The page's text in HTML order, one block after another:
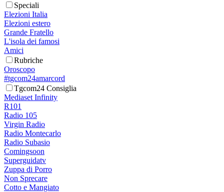
Speciali
Elezioni Italia
Elezioni estero
Grande Fratello
L'isola dei famosi
Amici
Rubriche
Oroscopo
#tgcom24amarcord
Tgcom24 Consiglia
Mediaset Infinity
R101
Radio 105
Virgin Radio
Radio Montecarlo
Radio Subasio
Comingsoon
Superguidatv
Zuppa di Porro
Non Sprecare
Cotto e Mangiato